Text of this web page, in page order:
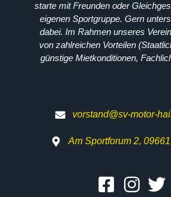
starte mit Freunden oder
eigenen Sportgruppe. Gern
dabei. Im Rahmen unseres
von zahlreichen Vorteilen
günstige Mietkonditionen,
vorstand@sv-motor-
Am Sportforum 2,